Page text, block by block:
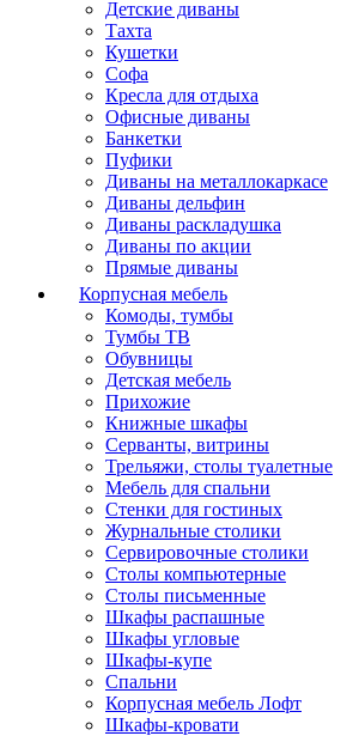
Детские диваны
Тахта
Кушетки
Софа
Кресла для отдыха
Офисные диваны
Банкетки
Пуфики
Диваны на металлокаркасе
Диваны дельфин
Диваны раскладушка
Диваны по акции
Прямые диваны
Корпусная мебель
Комоды, тумбы
Тумбы ТВ
Обувницы
Детская мебель
Прихожие
Книжные шкафы
Серванты, витрины
Трельяжи, столы туалетные
Мебель для спальни
Стенки для гостиных
Журнальные столики
Сервировочные столики
Столы компьютерные
Столы письменные
Шкафы распашные
Шкафы угловые
Шкафы-купе
Спальни
Корпусная мебель Лофт
Шкафы-кровати